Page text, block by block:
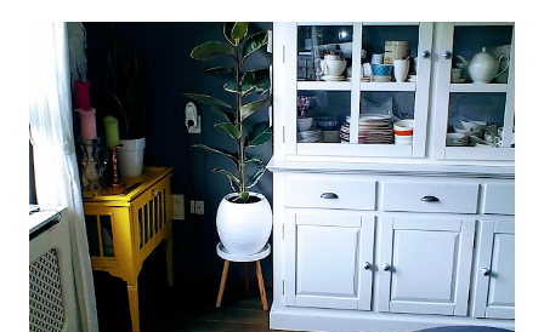
mengsel van zonnebloem-, lijnzaad- en koolzaadolie. Het bevat
Omega’s 3 & 6 die goed zijn voor hart en bloedvaten. Omega's 3
& 6 zijn meervoudig onverzadigde vetzuren, die het lichaam niet
zelf kan aanmaken. Ze dragen bij tot de instandhouding van een
normaal cholesterolgehalte in het bloed. Becel Dieetolie geeft
een optimale smaak aan uw gerechten, met behoud van de
smaak van uw originele ingrediënten. Naast warme toepassing
l...